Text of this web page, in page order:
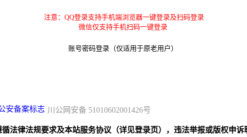
注意：QQ登录支持手机端浏览器一键登录及扫码登录
微信仅支持手机扫码一键登录
账号密码登录（仅适用于原老用户）
川公网安备 51010602001426号
法律法规要求及本站服务协议（详见登录页），违法举报或版权申诉